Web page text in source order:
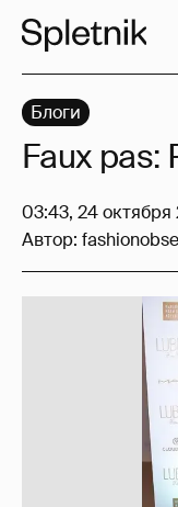
Блоги
Faux pas:
03:43, 24 октября
Автор: